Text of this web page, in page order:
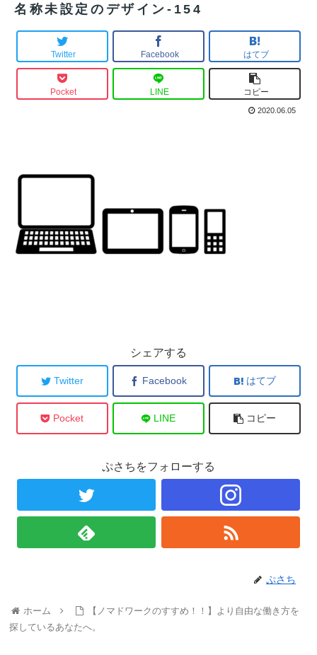
名称未設定のデザイン-154
Twitter Facebook はてブ
Pocket LINE コピー
2020.06.05
シェアする
Twitter Facebook はてブ
Pocket LINE コピー
ぷさちをフォローする
ぷさち
ホーム
【ノマドワークのすすめ！！】より自由な働き方を
探しているあなたへ。